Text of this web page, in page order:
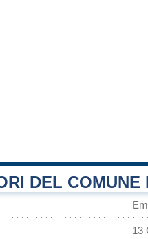
DEL COMUNE
13